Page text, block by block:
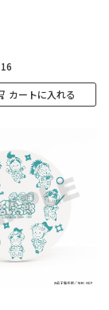
16
カートに入れる